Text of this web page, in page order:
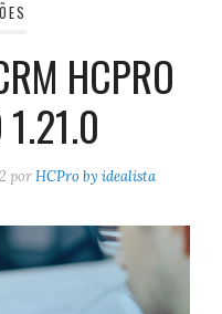
HCPRO
porHCPro by idealista